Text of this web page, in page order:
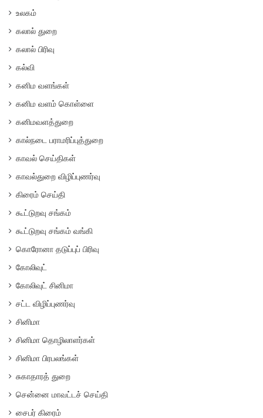
உலகம்
கலால் துறை
கலால் பிரிவு
கல்வி
கனிம வளங்கள்
கனிம வளம் கொள்ளை
கனிமவளத்துறை
கால்நடை பராமரிப்புத்துறை
காவல் செய்திகள்
காவல்துறை விழிப்புணர்வு
கிரைம் செய்தி
கூட்டுறவு சங்கம்
கூட்டுறவு சங்கம் வங்கி
கொரோனா தடுப்புப் பிரிவு
கோலிவுட்
கோலிவுட் சினிமா
சட்ட விழிப்புணர்வு
சினிமா
சினிமா தொழிலாளர்கள்
சினிமா பிரபலங்கள்
சுகாதாரத் துறை
சென்னை மாவட்டச் செய்தி
சைபர் கிரைம்